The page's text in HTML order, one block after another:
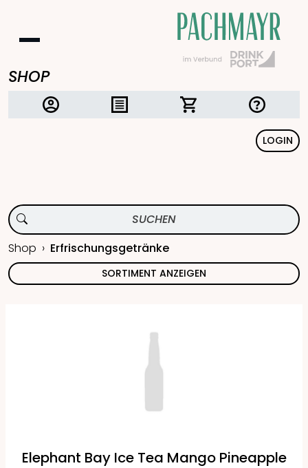
SHOP
LOGIN
Shop Erfrischungsgetränke
SORTIMENT ANZEIGEN
Elephant Bay Ice Tea Mango Pineapple